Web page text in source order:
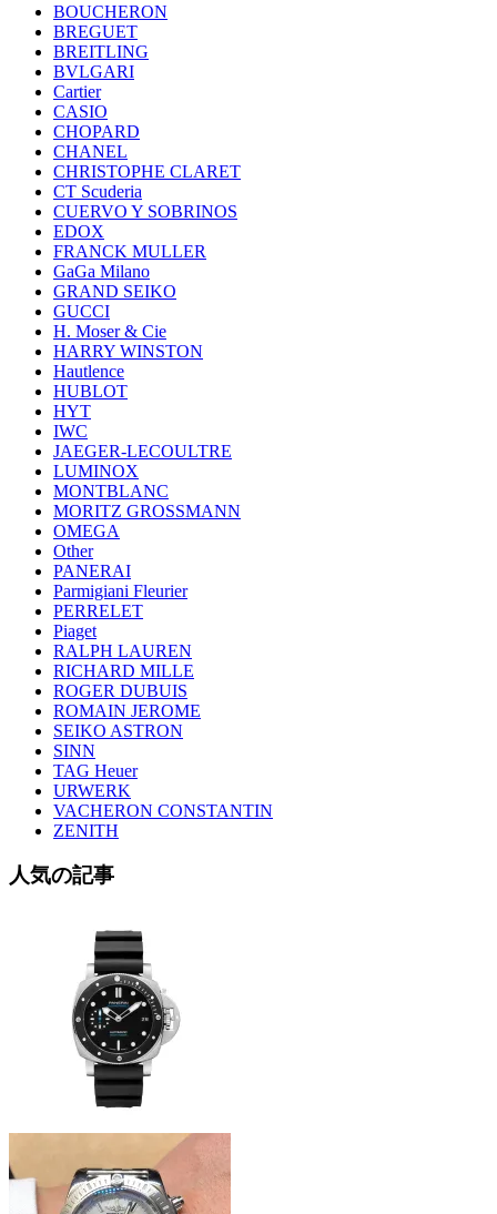
BOUCHERON
BREGUET
BREITLING
BVLGARI
Cartier
CASIO
CHOPARD
CHANEL
CHRISTOPHE CLARET
CT Scuderia
CUERVO Y SOBRINOS
EDOX
FRANCK MULLER
GaGa Milano
GRAND SEIKO
GUCCI
H. Moser & Cie
HARRY WINSTON
Hautlence
HUBLOT
HYT
IWC
JAEGER-LECOULTRE
LUMINOX
MONTBLANC
MORITZ GROSSMANN
OMEGA
Other
PANERAI
Parmigiani Fleurier
PERRELET
Piaget
RALPH LAUREN
RICHARD MILLE
ROGER DUBUIS
ROMAIN JEROME
SEIKO ASTRON
SINN
TAG Heuer
URWERK
VACHERON CONSTANTIN
ZENITH
人気の記事